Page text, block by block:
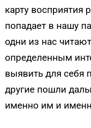
карту восприятия
попадает в нашу
одни из нас
определенным
выявить для себя
другие пошли
именно им и